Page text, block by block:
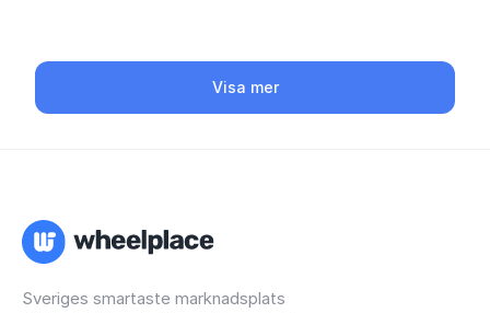
Visa mer
Sveriges smartaste marknadsplats